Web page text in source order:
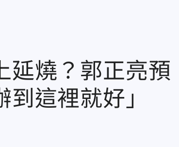
延燒？郭正亮預
這裡就好」